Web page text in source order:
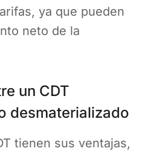
ya que pueden
neto de la
un CDT
desmaterializado
tienen sus ventajas,